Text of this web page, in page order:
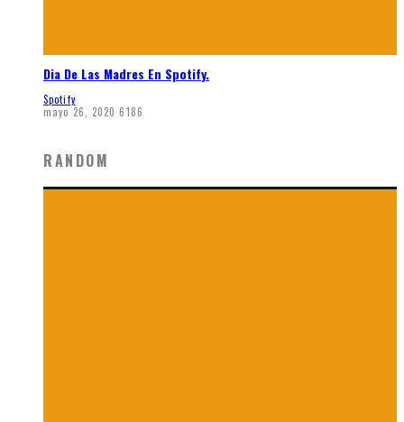
Dia De Las Madres En Spotify.
Spotify
mayo 26, 2020 6186
RANDOM